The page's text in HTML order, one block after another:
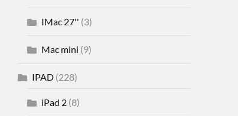
IMac 27'' (3)
Mac mini (9)
IPAD(228)
iPad 2(8)